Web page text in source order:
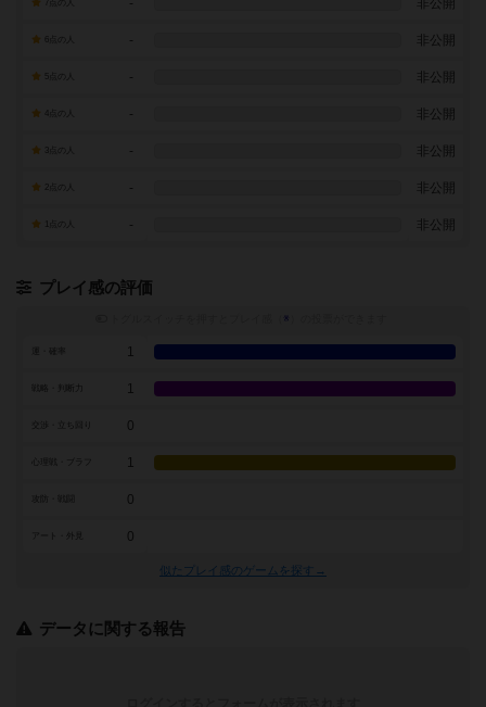
7点の人 - 非公開
- 非公開
- 非公開
- 非公開
- 非公開
- 非公開
- 非公開
プレイ感の評価
※
1
戦略・判断力 1
0
1
0
アート・外見 0
似たプレイ感のゲームを探す→
データに関する報告